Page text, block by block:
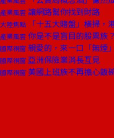
產業風雲 讓網路幫你找到財路
大陸焦點 「十五大賭盤」橫掃，
產業風雲 你是不是盲目的股票族？
國際視窗 親愛的，來一口「無煙
國際視窗 亞洲保險業消長互見
國際視窗 美國上班族不再擔心飯